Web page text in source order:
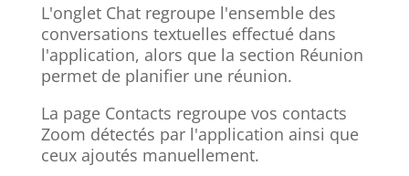
L'onglet Chat regroupe l'ensemble des
conversations textuelles effectué dans
l'application, alors que la section Réunion
permet de planifier une réunion.
La page Contacts regroupe vos contacts
Zoom détectés par l'application ainsi que
ceux ajoutés manuellement.